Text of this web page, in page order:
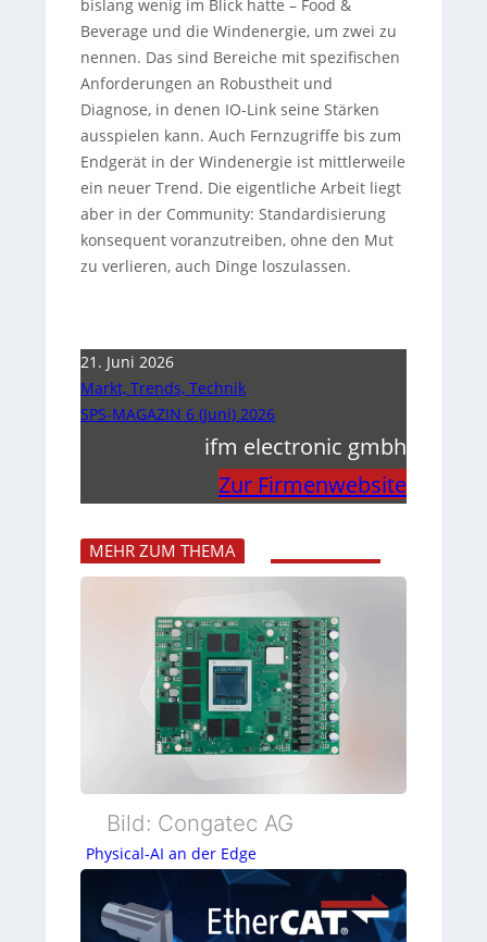
bislang wenig im Blick hatte – Food &
Beverage und die Windenergie, um zwei zu
nennen. Das sind Bereiche mit spezifischen
Anforderungen an Robustheit und
Diagnose, in denen IO-Link seine Stärken
ausspielen kann. Auch Fernzugriffe bis zum
Endgerät in der Windenergie ist mittlerweile
ein neuer Trend. Die eigentliche Arbeit liegt
aber in der Community: Standardisierung
konsequent voranzutreiben, ohne den Mut
zu verlieren, auch Dinge loszulassen.
21. Juni 2026
Markt, Trends, Technik
SPS-MAGAZIN 6 (Juni) 2026
ifm electronic gmbh
Zur Firmenwebsite
MEHR ZUM THEMA
Bild: Congatec AG
Physical-AI an der Edge